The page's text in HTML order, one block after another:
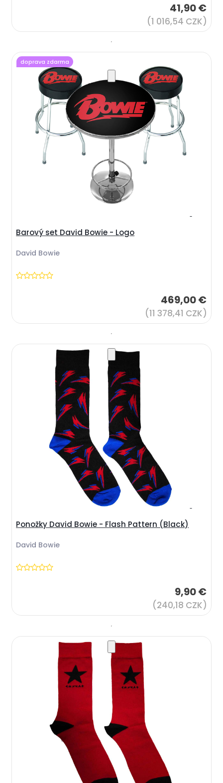
41,90 €
(1 016,54 CZK)
Barový set David Bowie - Logo
David Bowie
469,00 €
(11 378,41 CZK)
doprava zdarma
Ponožky David Bowie - Flash Pattern (Black)
David Bowie
9,90 €
(240,18 CZK)